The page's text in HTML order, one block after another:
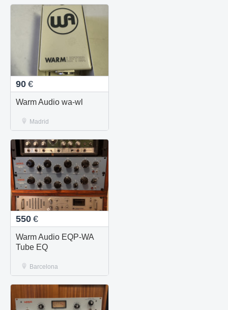
90 €
Warm Audio wa-wl
Madrid
550 €
Warm Audio EQP-WA
Tube EQ
Barcelona